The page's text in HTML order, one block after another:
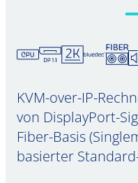
KVM-over-IP-
von DisplayPort-
Fiber-Basis
basierter